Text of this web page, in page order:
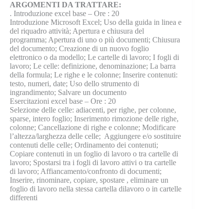
ARGOMENTI DA TRATTARE:
. Introduzione excel base – Ore : 20
Introduzione Microsoft Excel; Uso della guida in linea e
del riquadro attività; Apertura e chiusura del
programma; Apertura di uno o più documenti; Chiusura
del documento; Creazione di un nuovo foglio
elettronico o da modello; Le cartelle di lavoro; I fogli di
lavoro; Le celle: definizione, denominazione; La barra
della formula; Le righe e le colonne; Inserire contenuti:
testo, numeri, date; Uso dello strumento di
ingrandimento; Salvare un documento
Esercitazioni excel base – Ore : 20
Selezione delle celle: adiacenti, per righe, per colonne,
sparse, intero foglio; Inserimento rimozione delle righe,
colonne; Cancellazione di righe e colonne; Modificare
l’altezza/larghezza delle celle; Aggiungere e/o sostituire
contenuti delle celle; Ordinamento dei contenuti;
Copiare contenuti in un foglio di lavoro o tra cartelle di
lavoro; Spostarsi tra i fogli di lavoro attivi o tra cartelle
di lavoro; Affiancamento/confronto di documenti;
Inserire, rinominare, copiare, spostare , eliminare un
foglio di lavoro nella stessa cartella dilavoro o in cartelle
differenti